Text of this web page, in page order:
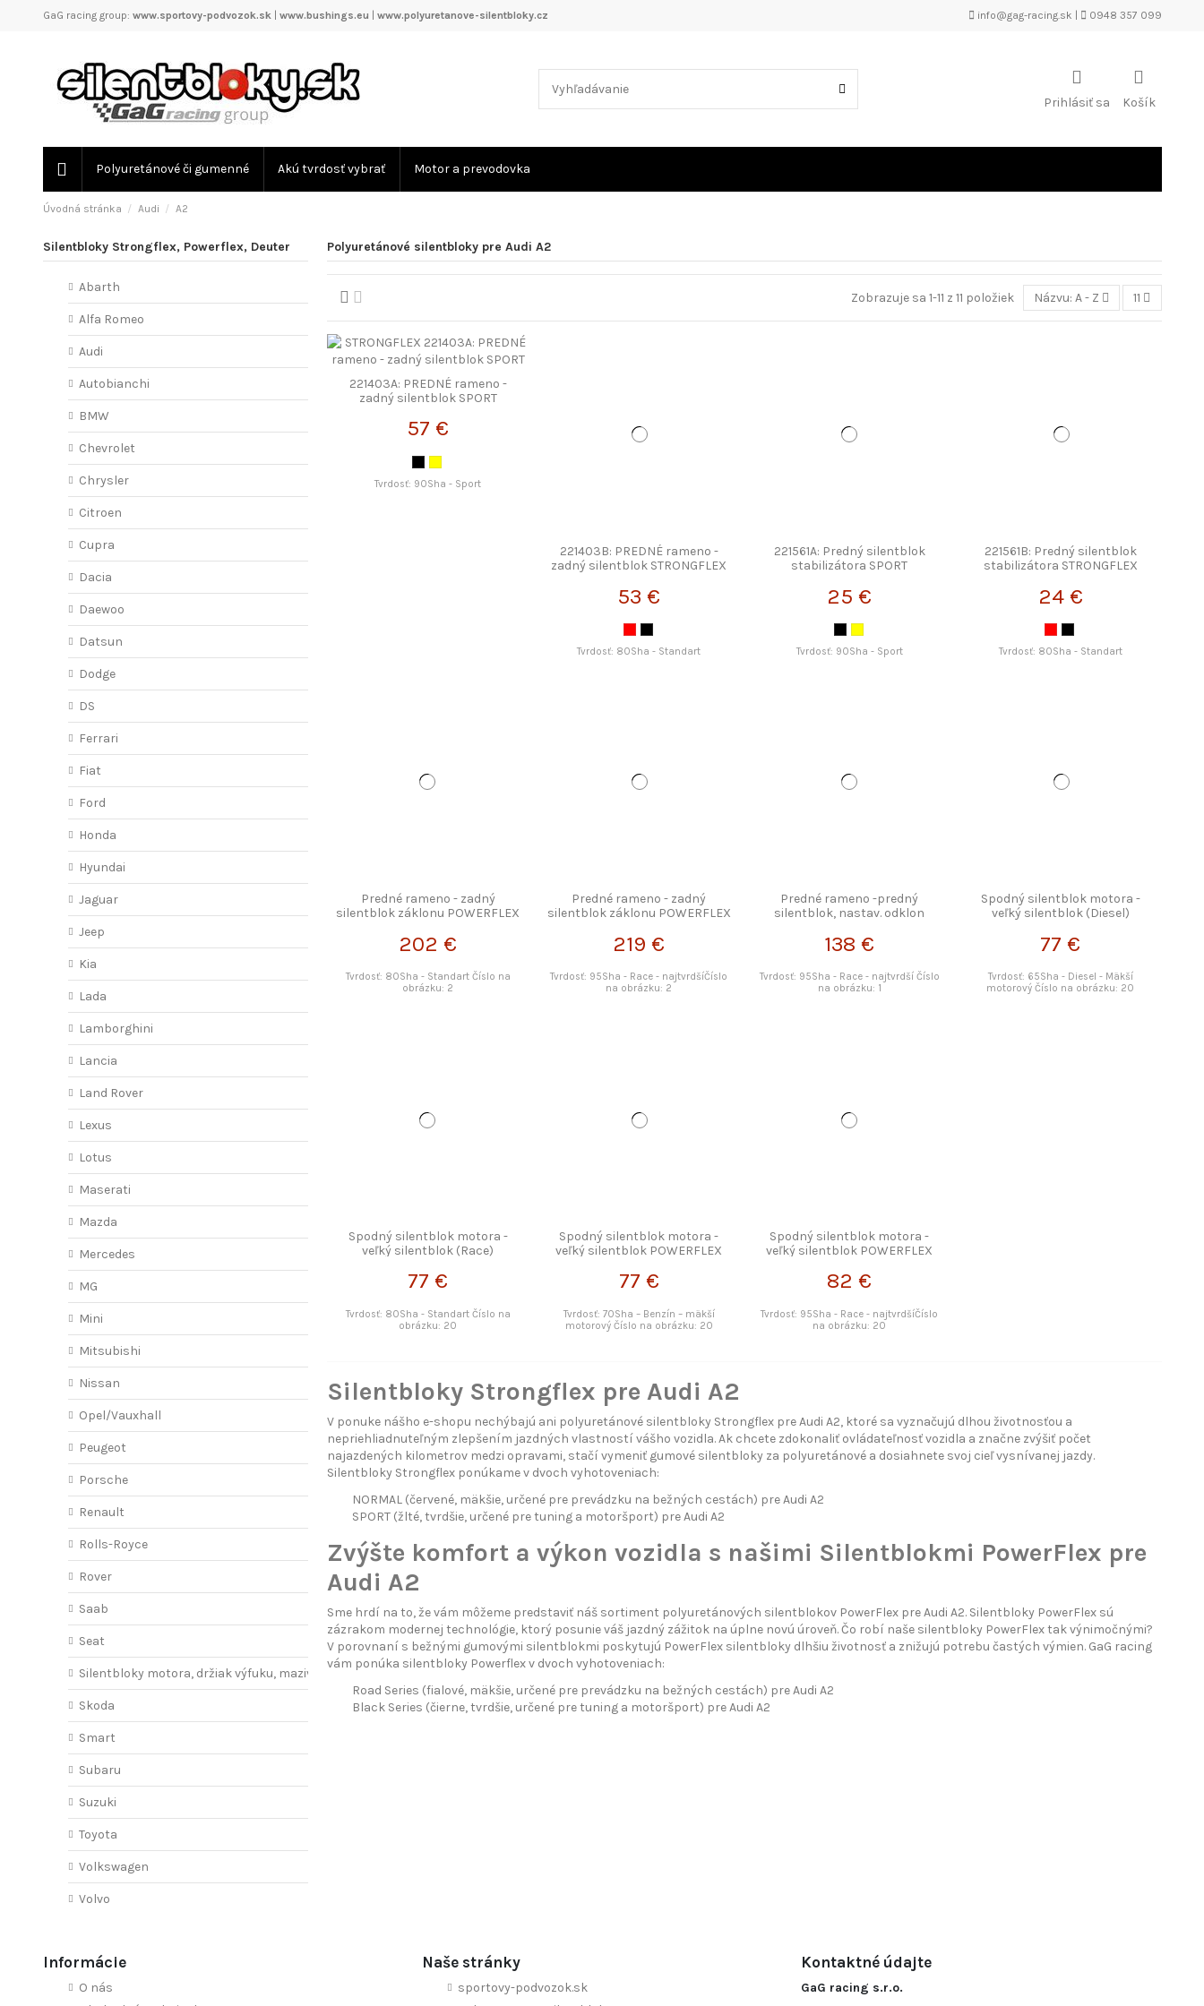
GaG racing group: www.sportovy-podvozok.sk| www.bushings.eu www.polyuretanove-silentbloky.cz info@gag-racing.sk 0948 357 099
Prihlásiť sa Košík
Polyuretánové či gumenné Akú tvrdosť vybrať Motor a prevodovka
Úvodná stránka Audi A2
Polyuretánové silentbloky pre Audi A2
Zobrazuje sa 1-11 z 11 položiek Názvu: A - Z 11
221403A: PREDNÉ rameno -
zadný silentblok SPORT
57 €
Tvrdosť: 90Sha - Sport
221403B: PREDNÉ rameno -
zadný silentblok STRONGFLEX
53 €
Tvrdosť: 80Sha - Standart
221561A: Predný silentblok
stabilizátora SPORT
25 €
Tvrdosť: 90Sha - Sport
221561B: Predný silentblok
stabilizátora STRONGFLEX
24 €
Tvrdosť: 80Sha - Standart
Predné rameno - zadný
silentblok záklonu POWERFLEX
202 €
Tvrdosť: 80Sha - Standart Číslo na
obrázku: 2
Predné rameno - zadný
silentblok záklonu POWERFLEX
219 €
Tvrdosť: 95Sha - Race - najtvrdšíČíslo
na obrázku: 2
Predné rameno -predný
silentblok, nastav. odklon
138 €
Tvrdosť: 95Sha - Race - najtvrdší Číslo
na obrázku: 1
Spodný silentblok motora -
veľký silentblok (Diesel)
77 €
Tvrdosť: 65Sha - Diesel - Mäkší
motorový Číslo na obrázku: 20
Spodný silentblok motora -
veľký silentblok (Race)
77 €
Tvrdosť: 80Sha - Standart Číslo na
obrázku: 20
Spodný silentblok motora -
veľký silentblok POWERFLEX
77 €
Tvrdosť: 70Sha – Benzín – mäkší
motorový Číslo na obrázku: 20
Spodný silentblok motora -
veľký silentblok POWERFLEX
82 €
Tvrdosť: 95Sha - Race - najtvrdšíČíslo
na obrázku: 20
Silentbloky Strongflex pre Audi A2
V ponuke nášho e-shopu nechýbajú ani polyuretánové silentbloky Strongflex pre Audi A2, ktoré sa vyznačujú dlhou životnosťou a
nepriehliadnuteľným zlepšením jazdných vlastností vášho vozidla. Ak chcete zdokonaliť ovládateľnosť vozidla a značne zvýšiť počet
najazdených kilometrov medzi opravami, stačí vymeniť gumové silentbloky za polyuretánové a dosiahnete svoj cieľ vysnívanej jazdy.
Silentbloky Strongflex ponúkame v dvoch vyhotoveniach:
NORMAL (červené, mäkšie, určené pre prevádzku na bežných cestách) pre Audi A2
SPORT (žlté, tvrdšie, určené pre tuning a motoršport) pre Audi A2
Zvýšte komfort a výkon vozidla s našimi Silentblokmi PowerFlex pre
Audi A2
Sme hrdí na to, že vám môžeme predstaviť náš sortiment polyuretánových silentblokov PowerFlex pre Audi A2. Silentbloky PowerFlex sú
zázrakom modernej technológie, ktorý posunie váš jazdný zážitok na úplne novú úroveň. Čo robí naše silentbloky PowerFlex tak výnimočnými?
V porovnaní s bežnými gumovými silentblokmi poskytujú PowerFlex silentbloky dlhšiu životnosť a znižujú potrebu častých výmien. GaG racing
vám ponúka silentbloky Powerflex v dvoch vyhotoveniach:
Road Series (fialové, mäkšie, určené pre prevádzku na bežných cestách) pre Audi A2
Black Series (čierne, tvrdšie, určené pre tuning a motoršport) pre Audi A2
Silentbloky Strongflex, Powerflex, Deuter
Abarth
Alfa Romeo
Audi
Autobianchi
BMW
Chevrolet
Chrysler
Citroen
Cupra
Dacia
Daewoo
Datsun
Dodge
DS
Ferrari
Fiat
Ford
Honda
Hyundai
Jaguar
Jeep
Kia
Lada
Lamborghini
Lancia
Land Rover
Lexus
Lotus
Maserati
Mazda
Mercedes
MG
Mini
Mitsubishi
Nissan
Opel/Vauxhall
Peugeot
Porsche
Renault
Rolls-Royce
Rover
Saab
Seat
Silentbloky motora, držiak výfuku, mazivo
Skoda
Smart
Subaru
Suzuki
Toyota
Volkswagen
Volvo
Informácie
O nás
Naše stránky
sportovy-podvozok.sk
Kontaktné údajte
GaG racing s.r.o.